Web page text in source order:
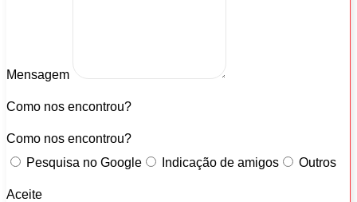
Mensagem
Como nos encontrou?
Como nos encontrou?
Pesquisa no Google
Indicação de amigos Outros
Aceite